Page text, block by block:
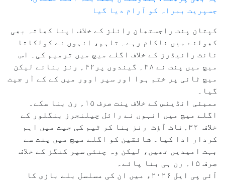
جسپریت بمراہ کو آرام دیا گیا
کپتان پنت راجستھان رائلز کے خلاف اپنا کھاتہ بھی
کھولنے میں ناکام رہے۔ تاہم، انہوں نے کولکاتا
نائٹ رائیڈرز کے خلاف اگلے میچ میں ترمیم کی۔ اس
میچ میں پنت نے ۳۸؍ گیندوں پر۴۲؍ رنز بنائے لیکن
میچ ٹائی پر ختم ہوا اور سپر اوور میں کے کے آر جیت
گیا۔
ممبئی انڈینس کے خلاف پنت صرف ۱۵؍ رن بنا سکے۔
اگلے میچ میں انہوں نے رائل چیلنجرز بنگلور کے
خلاف ۳۲؍ناٹ آؤٹ رنز بنا کر ٹیم کی جیت میں اہم
کردار ادا کیا۔ شائقین کو اگلے میچ میں پنت سے
بہت امیدیں تھیں، لیکن وہ چنئی سپر کنگز کے خلاف
صرف ۱۵؍ رن ہی بنا پائے۔
آئی پی ایل ۲۰۲۶ء میں ان کی مسلسل بلے بازی کا